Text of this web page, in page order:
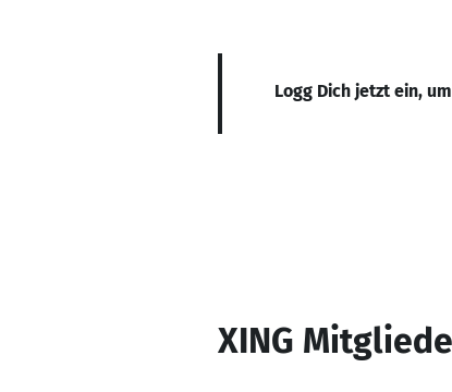
Logg Dich jetzt ein,
XING